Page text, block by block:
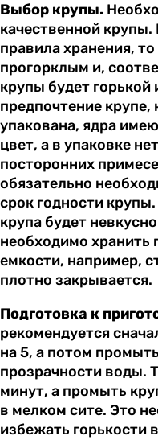
Выбор крупы.
качественной
правила хранения,
прогорклым и,
крупы будет горькой
предпочтение крупе,
упакована, ядра
цвет, а в упаковке
посторонних
обязательно
срок годности
крупа будет
необходимо хранить
емкости, например,
плотно закрывается.
Подготовка к
рекомендуется
на 5, а потом
прозрачности воды.
минут, а промыть
в мелком сите. Это
избежать горькости